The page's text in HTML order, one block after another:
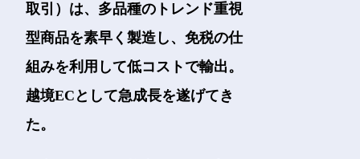
取引）は、多品種のトレンド重視
型商品を素早く製造し、免税の仕
組みを利用して低コストで輸出。
越境ECとして急成長を遂げてき
た。